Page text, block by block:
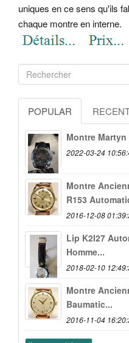
uniques en ce sens qu'ils
chaque montre en interne.
POPULAR
Montre
2022-03-24
Montre
R153
2016-12-08
Lip K2l27
Homme...
2018-02-10
Montre
Baumatic...
2016-11-04